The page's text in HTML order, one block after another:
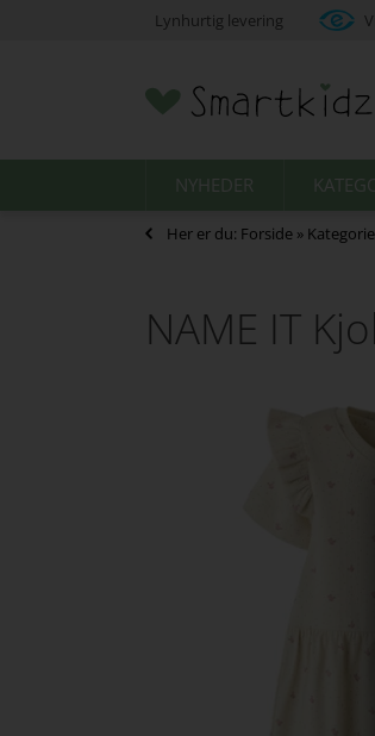
Lynhurtig levering
NYHEDER
Her er du: Forside »
NAME IT